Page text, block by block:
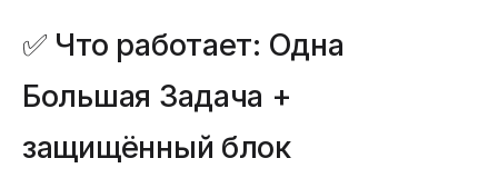
✅ Что работает: Одна
Большая Задача +
защищённый блок